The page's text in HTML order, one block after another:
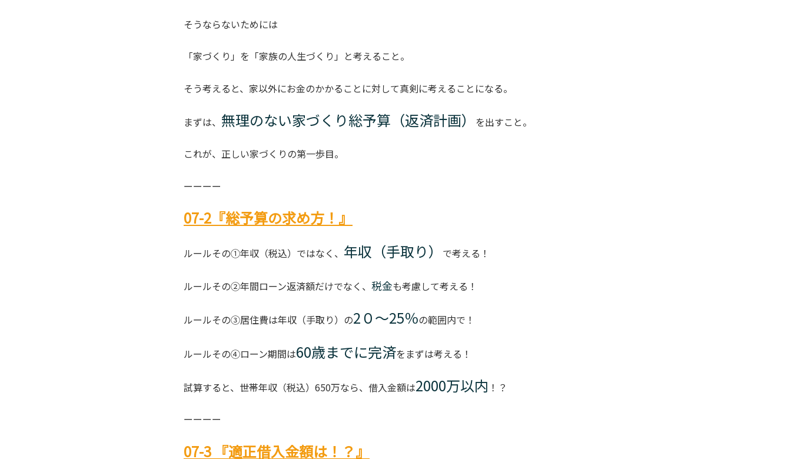
そうならないためには
「家づくり」を「家族の人生づくり」と考えること。
そう考えると、家以外にお金のかかることに対して真剣に考えることになる。
まずは、 無理のない家づくり総予算（返済計画） を出すこと。
これが、正しい家づくりの第一歩目。
ーーーー
07-2『総予算の求め方！』
ルールその①年収（税込）ではなく、 年収（手取り） で考える！
ルールその②年間ローン返済額だけでなく、 税金も考慮して考える！
ルールその③居住費は年収（手取り）の2０～25％の範囲内で！
ルールその④ローン期間は60歳までに完済をまずは考える！
試算すると、世帯年収（税込）650万なら、借入金額は2000万以内 ！？
ーーーー
07-3 『適正借入金額は！？』